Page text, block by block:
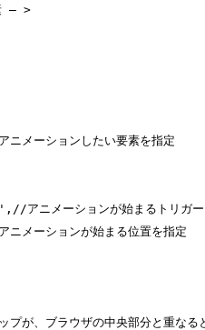
― >
ションしたい要素を指定
ニメーションが始まるトリガー
ーションが始まる位置を指定
が、ブラウザの中央部分と重なる